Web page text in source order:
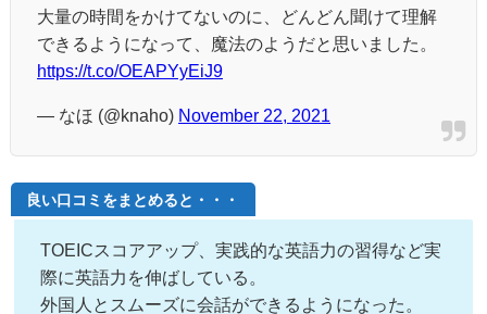
大量の時間をかけてないのに、どんどん聞けて理解
できるようになって、魔法のようだと思いました。
https://t.co/OEAPYyEiJ9
— なほ (@knaho) November 22, 2021
良い口コミをまとめると・・・
TOEICスコアアップ、実践的な英語力の習得など実
際に英語力を伸ばしている。
外国人とスムーズに会話ができるようになった。